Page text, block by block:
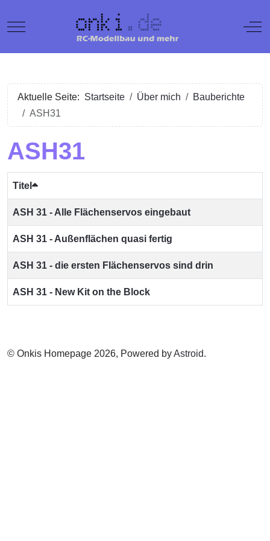
Mobile Menu Toggle Off-
Aktuelle Seite: Startseite Über mich
Bauberichte
ASH31
ASH31
Titel
ASH 31 - Alle Flächenservos eingebaut
ASH 31 - Außenflächen quasi fertig
ASH 31 - die ersten Flächenservos sind drin
ASH 31 - New Kit on the Block
© Onkis Homepage 2026, Powered byAstroid.